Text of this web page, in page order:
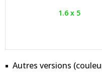
1.6 x 5
Autres versions